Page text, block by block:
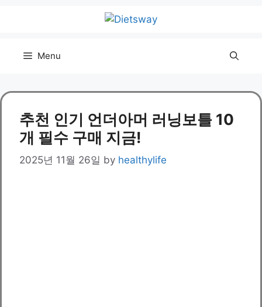
Menu
추천 인기 언더아머 러닝보틀 10
개 필수 구매 지금!
2025년 11월 26일 by healthylife